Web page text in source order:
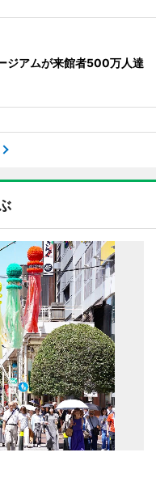
ジアムが来館者500万人達